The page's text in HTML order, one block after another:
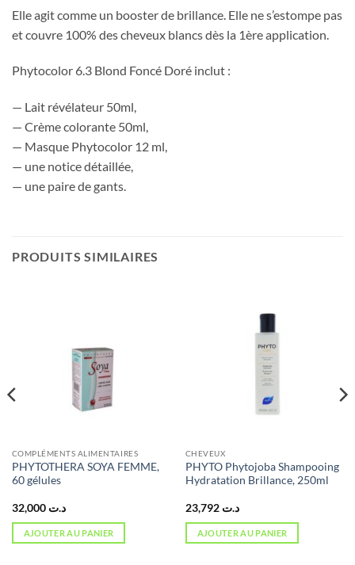
Elle agit comme un booster de brillance. Elle ne s’estompe pas
et couvre 100% des cheveux blancs dès la 1ère application.
Phytocolor 6.3 Blond Foncé Doré inclut :
— Lait révélateur 50ml,
— Crème colorante 50ml,
— Masque Phytocolor 12 ml,
— une notice détaillée,
— une paire de gants.
PRODUITS SIMILAIRES
COMPLÉMENTS ALIMENTAIRES
PHYTOTHERA SOYA FEMME,
60 gélules
د.ت 32,000
AJOUTER AU PANIER
CHEVEUX
PHYTO Phytojoba Shampooing
Hydratation Brillance, 250ml
د.ت 23,792
AJOUTER AU PANIER